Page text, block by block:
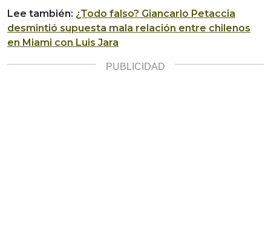
Lee también: ¿Todo falso? Giancarlo Petaccia
desmintió supuesta mala relación entre chilenos
en Miami con Luis Jara